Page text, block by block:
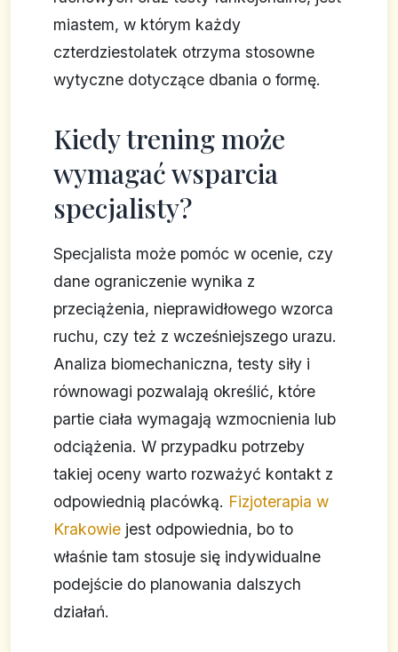
miastem, w którym każdy
czterdziestolatek otrzyma stosowne
wytyczne dotyczące dbania o formę.
Kiedy trening może
wymagać wsparcia
specjalisty?
Specjalista może pomóc w ocenie, czy
dane ograniczenie wynika z
przeciążenia, nieprawidłowego wzorca
ruchu, czy też z wcześniejszego urazu.
Analiza biomechaniczna, testy siły i
równowagi pozwalają określić, które
partie ciała wymagają wzmocnienia lub
odciążenia. W przypadku potrzeby
takiej oceny warto rozważyć kontakt z
odpowiednią placówką. Fizjoterapia w
Krakowie jest odpowiednia, bo to
właśnie tam stosuje się indywidualne
podejście do planowania dalszych
działań.